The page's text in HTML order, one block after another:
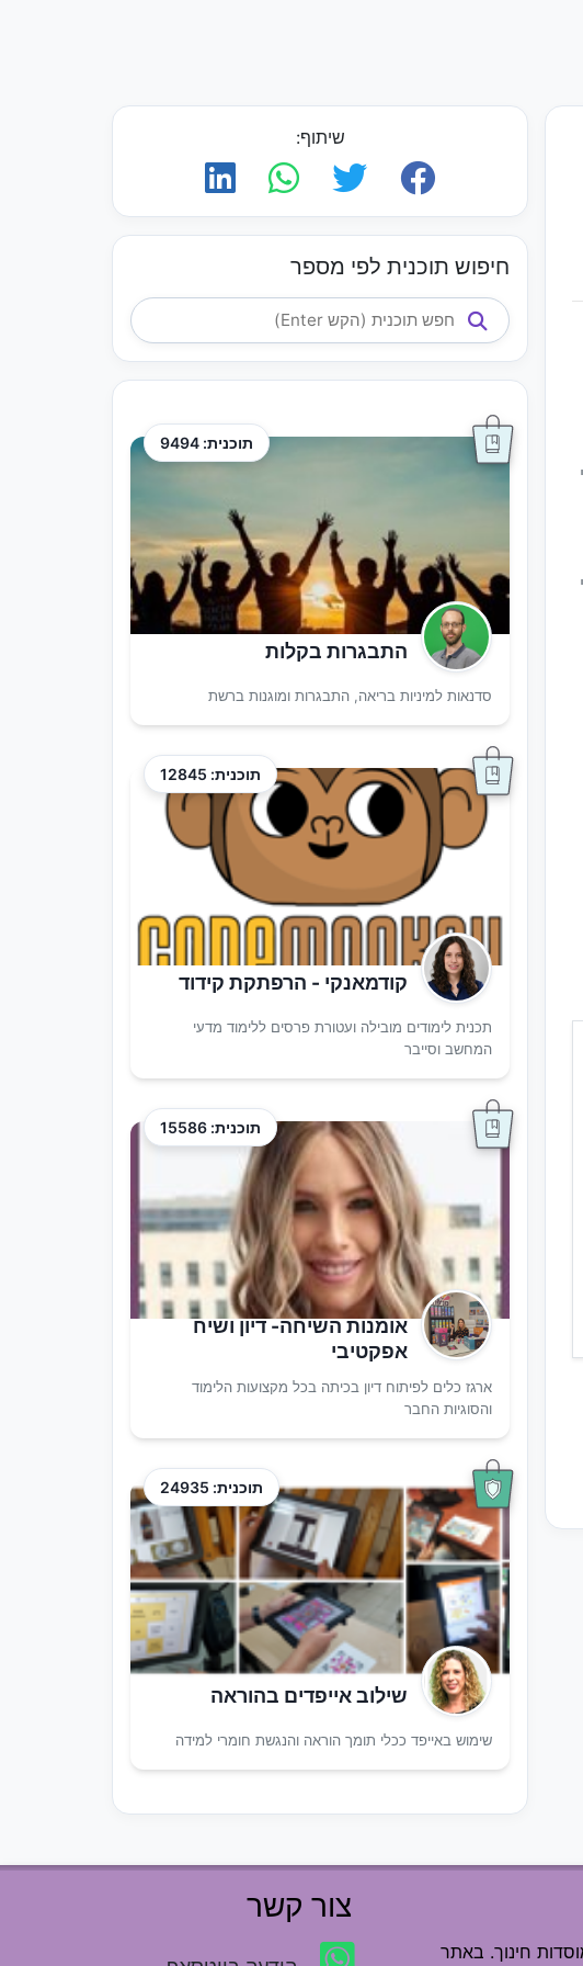
שיתוף:
חיפוש תוכנית לפי מספר
תוכנית: 9494
התבגרות בקלות
סדנאות למיניות בריאה, התבגרות ומוגנות ברשת
תוכנית: 12845
קודמאנקי - הרפתקת קידוד
תכנית לימודים מובילה ועטורת פרסים ללימוד מדעי
המחשב וסייבר
תוכנית: 15586
אומנות השיחה- דיון ושיח
אפקטיבי
ארגז כלים לפיתוח דיון בכיתה בכל מקצועות הלימוד
והסוגיות החבר
תוכנית: 24935
שילוב אייפדים בהוראה
שימוש באייפד ככלי תומך הוראה והנגשת חומרי למידה
חינוך. באתר
צור קשר